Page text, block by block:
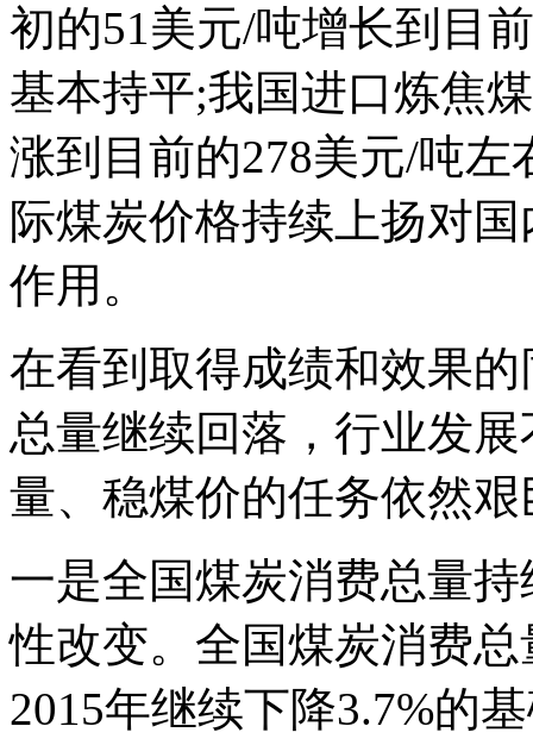
初的51美元/吨增长到目
基本持平;我国进口炼焦
涨到目前的278美元/吨
际煤炭价格持续上扬对
作用。
在看到取得成绩和效果
总量继续回落，行业发
量、稳煤价的任务依然
一是全国煤炭消费总量
性改变。全国煤炭消费
2015年继续下降3.7%的